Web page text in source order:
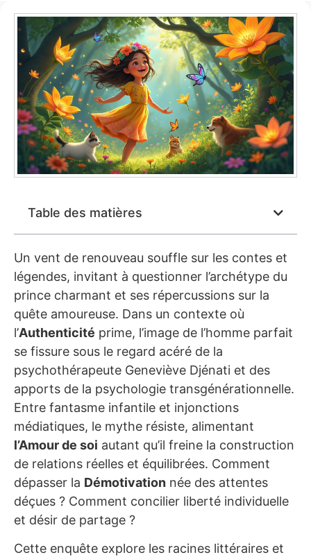
Table des matières
Un vent de renouveau souffle sur les contes et
légendes, invitant à questionner l’archétype du
prince charmant et ses répercussions sur la
quête amoureuse. Dans un contexte où
l’Authenticité prime, l’image de l’homme parfait
se fissure sous le regard acéré de la
psychothérapeute Geneviève Djénati et des
apports de la psychologie transgénérationnelle.
Entre fantasme infantile et injonctions
médiatiques, le mythe résiste, alimentant
l’Amour de soi autant qu’il freine la construction
de relations réelles et équilibrées. Comment
dépasser la Démotivation née des attentes
déçues ? Comment concilier liberté individuelle
et désir de partage ?
Cette enquête explore les racines littéraires et